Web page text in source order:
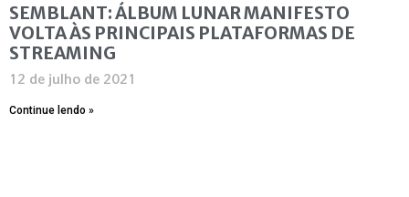
SEMBLANT: ÁLBUM LUNAR MANIFESTO
VOLTA ÀS PRINCIPAIS PLATAFORMAS DE
STREAMING
12 de julho de 2021
Continue lendo »